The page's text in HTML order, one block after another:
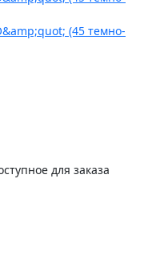
для заказа